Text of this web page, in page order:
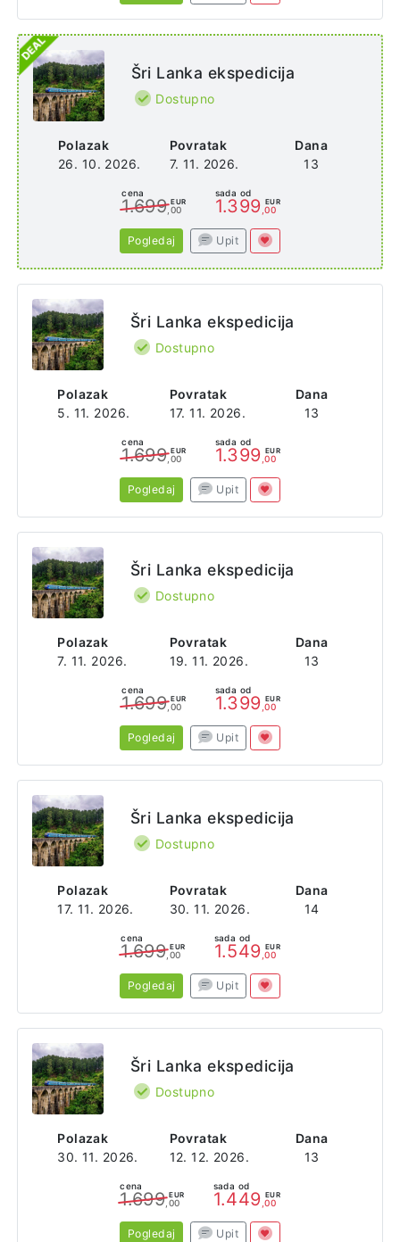
Polazak
26. 10. 2026.
Povratak
7. 11. 2026.
Dana
13
Šri Lanka ekspedicija
Dostupno
cena
1.699 EUR
,00
sada od
1.399 EUR
,00
Pogledaj Upit
Polazak
5. 11. 2026.
Povratak
17. 11. 2026.
Dana
13
Šri Lanka ekspedicija
Dostupno
cena
1.699 EUR
,00
sada od
1.399 EUR
,00
Pogledaj Upit
Polazak
7. 11. 2026.
Povratak
19. 11. 2026.
Dana
13
Šri Lanka ekspedicija
Dostupno
cena
1.699 EUR
,00
sada od
1.399 EUR
,00
Pogledaj Upit
Polazak
17. 11. 2026.
Povratak
30. 11. 2026.
Dana
14
Šri Lanka ekspedicija
Dostupno
cena
1.699 EUR
,00
sada od
1.549 EUR
,00
Pogledaj Upit
Polazak
30. 11. 2026.
Povratak
12. 12. 2026.
Dana
13
Šri Lanka ekspedicija
Dostupno
cena
1.699 EUR
,00
sada od
1.449 EUR
,00
Pogledaj Upit